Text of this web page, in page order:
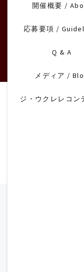
開催概要 /
応募要項 /
Q & A
メディア /
ジ・ウクレレコン